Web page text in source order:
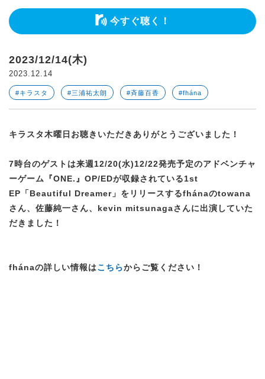
今すぐ聴く！
2023/12/14(木)
2023.12.14
#キラスタ #三浦祐太朗 #斉藤百香 #fhána
キラスタ木曜日お聴きいただきありがとうございました！
7時台のゲストは来週12/20(水)12/22発売予定のアドベンチャ
ーゲーム『ONE.』OP/EDが収録されている1st
EP「Beautiful Dreamer」をリリースするfhánaのtowana
さん、佐藤純一さん、kevin mitsunagaさんに出演していた
だきました！
fhánaの詳しい情報はこちらからご覧ください！